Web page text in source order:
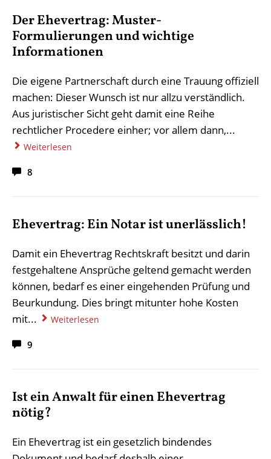
Der Ehevertrag: Muster-
Formulierungen und wichtige
Informationen
Die eigene Partnerschaft durch eine Trauung offiziell
machen: Dieser Wunsch ist nur allzu verständlich.
Aus juristischer Sicht geht damit eine Reihe
rechtlicher Procedere einher; vor allem dann,...
Weiterlesen
8
Ehevertrag: Ein Notar ist unerlässlich!
Damit ein Ehevertrag Rechtskraft besitzt und darin
festgehaltene Ansprüche geltend gemacht werden
können, bedarf es einer eingehenden Prüfung und
Beurkundung. Dies bringt mitunter hohe Kosten
mit...
Weiterlesen
9
Ist ein Anwalt für einen Ehevertrag
nötig?
Ein Ehevertrag ist ein gesetzlich bindendes